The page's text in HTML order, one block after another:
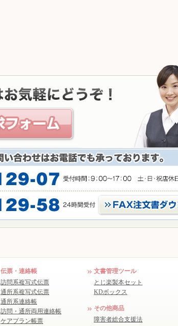
伝票・連絡帳
訪問系複写式伝票
通所系複写式伝票
通所系連絡帳
訪問・通所両用連絡帳
ケアプラン帳票
文書管理ツール
とじ楽製本セット
KDボックス
その他商品
障害者総合支援法